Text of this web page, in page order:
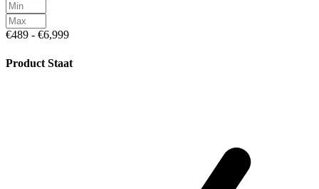
€489 - €6,999
Product Staat